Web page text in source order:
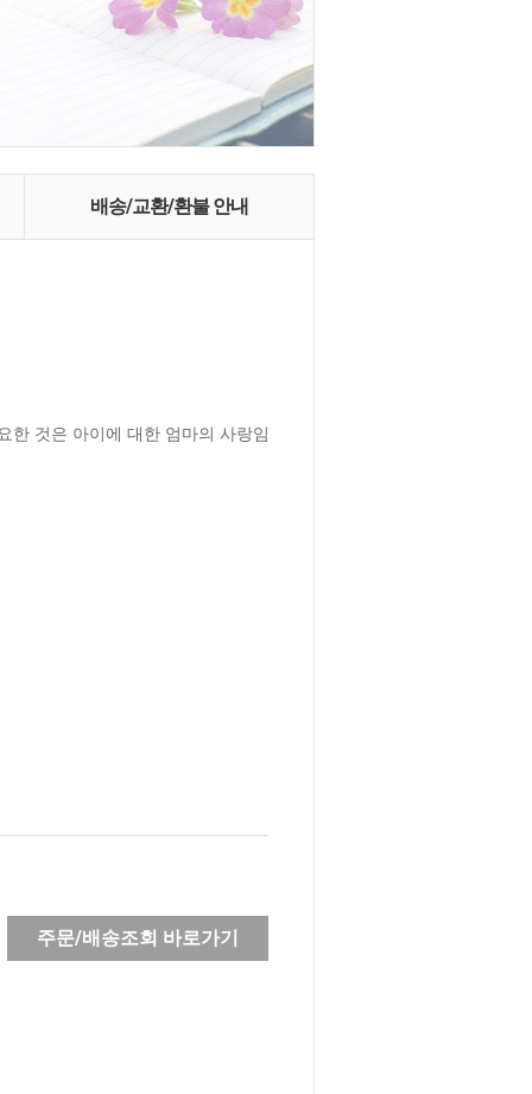
배송/교환/환불 안내
한 것은 아이에 대한 엄마의 사랑임
주문/배송조회 바로가기